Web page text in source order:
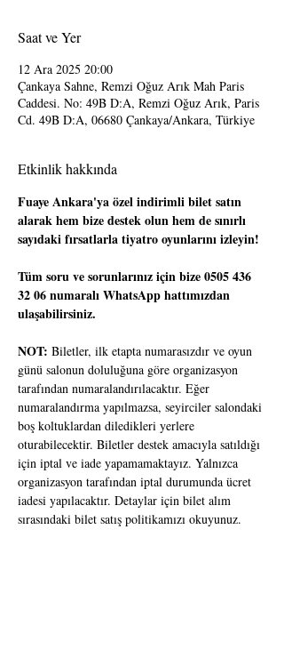
Saat ve Yer
12 Ara 2025 20:00
Çankaya Sahne, Remzi Oğuz Arık Mah Paris
Caddesi. No: 49B D:A, Remzi Oğuz Arık, Paris
Cd. 49B D:A, 06680 Çankaya/Ankara, Türkiye
Etkinlik hakkında
Fuaye Ankara'ya özel indirimli bilet satın
alarak hem bize destek olun hem de sınırlı
sayıdaki fırsatlarla tiyatro oyunlarını izleyin!
Tüm soru ve sorunlarınız için bize 0505 436
32 06 numaralı WhatsApp hattımızdan
ulaşabilirsiniz.
NOT: Biletler, ilk etapta numarasızdır ve oyun
günü salonun doluluğuna göre organizasyon
tarafından numaralandırılacaktır. Eğer
numaralandırma yapılmazsa, seyirciler salondaki
boş koltuklardan diledikleri yerlere
oturabilecektir. Biletler destek amacıyla satıldığı
için iptal ve iade yapamamaktayız. Yalnızca
organizasyon tarafından iptal durumunda ücret
iadesi yapılacaktır. Detaylar için bilet alım
sırasındaki bilet satış politikamızı okuyunuz.